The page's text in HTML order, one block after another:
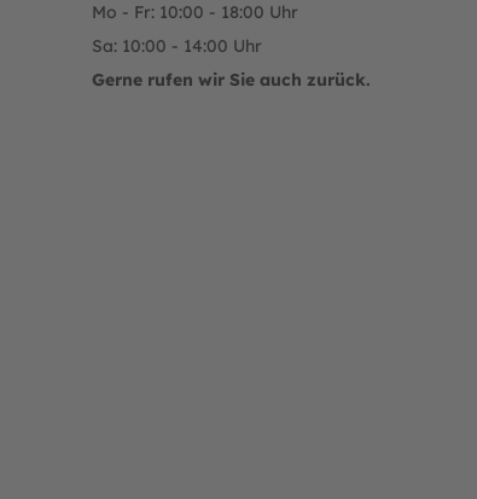
Mo - Fr: 10:00 - 18:00 Uhr
Sa: 10:00 - 14:00 Uhr
Gerne rufen wir Sie auch zurück.